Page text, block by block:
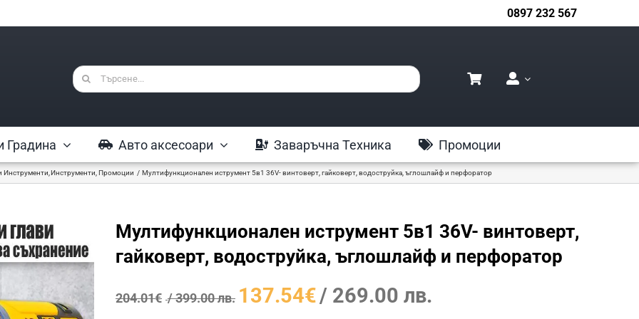
0897 232 567
Търсене
...
Градина Авто аксесоари Заваръчна Техника Промоции
Инструменти Инструменти Промоции Мултифункционален иструмент 5в1 36V- винтоверт, гайковерт, водоструйка, ъглошлайф и перфоратор
Мултифункционален иструмент 5в1 36V- винтоверт,
гайковерт, водоструйка, ъглошлайф и перфоратор
204.01€ / 399.00 лв.
Original
price
137.54€/ 269.00 лв.